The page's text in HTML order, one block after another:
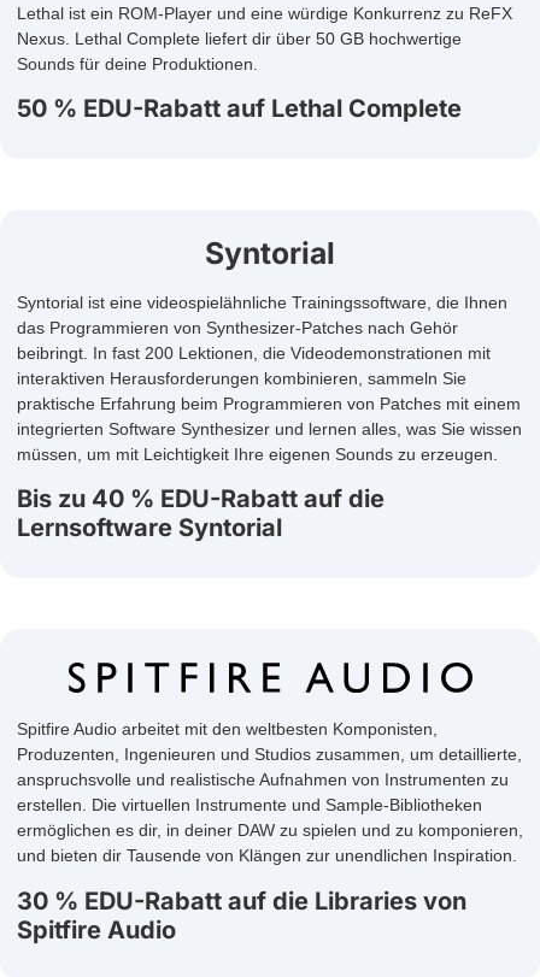
Lethal ist ein ROM-Player und eine würdige Konkurrenz zu ReFX
Nexus. Lethal Complete liefert dir über 50 GB hochwertige
Sounds für deine Produktionen.
50 % EDU-Rabatt auf Lethal Complete
Syntorial
Syntorial ist eine videospielähnliche Trainingssoftware, die Ihnen
das Programmieren von Synthesizer-Patches nach Gehör
beibringt. In fast 200 Lektionen, die Videodemonstrationen mit
interaktiven Herausforderungen kombinieren, sammeln Sie
praktische Erfahrung beim Programmieren von Patches mit einem
integrierten Software Synthesizer und lernen alles, was Sie wissen
müssen, um mit Leichtigkeit Ihre eigenen Sounds zu erzeugen.
Bis zu 40 % EDU-Rabatt auf die
Lernsoftware Syntorial
Spitfire Audio arbeitet mit den weltbesten Komponisten,
Produzenten, Ingenieuren und Studios zusammen, um detaillierte,
anspruchsvolle und realistische Aufnahmen von Instrumenten zu
erstellen. Die virtuellen Instrumente und Sample-Bibliotheken
ermöglichen es dir, in deiner DAW zu spielen und zu komponieren,
und bieten dir Tausende von Klängen zur unendlichen Inspiration.
30 % EDU-Rabatt auf die Libraries von
Spitfire Audio